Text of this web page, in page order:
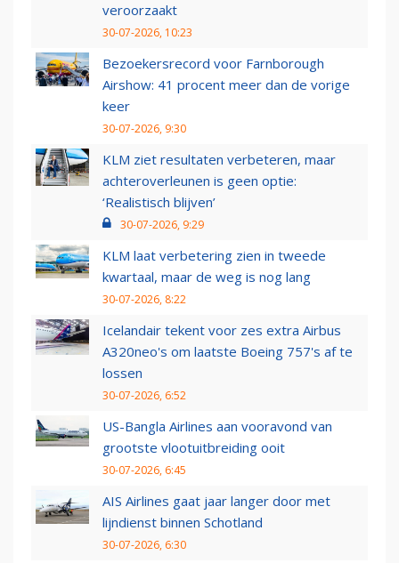
veroorzaakt
30-07-2026, 10:23
Bezoekersrecord voor Farnborough
Airshow: 41 procent meer dan de vorige
keer
30-07-2026, 9:30
KLM ziet resultaten verbeteren, maar
achteroverleunen is geen optie:
‘Realistisch blijven’
30-07-2026, 9:29
KLM laat verbetering zien in tweede
kwartaal, maar de weg is nog lang
30-07-2026, 8:22
Icelandair tekent voor zes extra Airbus
A320neo's om laatste Boeing 757's af te
lossen
30-07-2026, 6:52
US-Bangla Airlines aan vooravond van
grootste vlootuitbreiding ooit
30-07-2026, 6:45
AIS Airlines gaat jaar langer door met
lijndienst binnen Schotland
30-07-2026, 6:30